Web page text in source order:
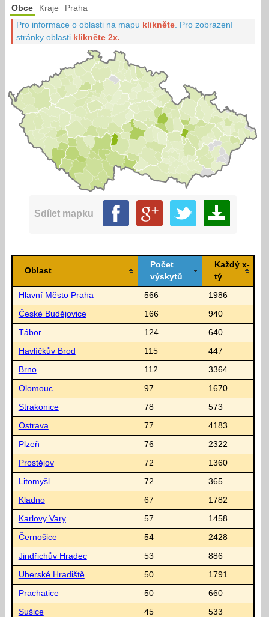
Obce Kraje Praha
Pro informace o oblasti na mapu klikněte Pro zobrazení
stránky oblasti klikněte 2x.
Sdílet mapku
Oblast
Počet
výskytů
Každý x-
tý
Hlavní Město Praha 566 1986
České Budějovice 166 940
Tábor 124 640
Havlíčkův Brod 115 447
Brno 112 3364
Olomouc 97 1670
Strakonice 78 573
Ostrava 77 4183
Plzeň 76 2322
Prostějov 72 1360
Litomyšl 72 365
Kladno 67 1782
Karlovy Vary 57 1458
Černošice 54 2428
Jindřichův Hradec 53 886
Uherské Hradiště 50 1791
Prachatice 50 660
Sušice 45 533